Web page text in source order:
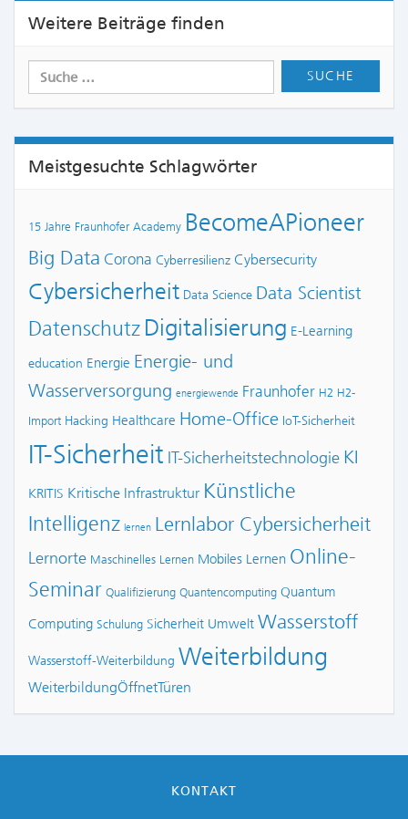
Weitere Beiträge finden
Meistgesuchte Schlagwörter
15 Jahre Fraunhofer Academy BecomeAPioneer
Big Data Corona Cyberresilienz Cybersecurity
Cybersicherheit Data Science Data Scientist
Datenschutz Digitalisierung E-Learning
education Energie Energie- und
Wasserversorgung energiewende Fraunhofer H2 H2-
Import Hacking Healthcare Home-Office IoT-Sicherheit
IT-Sicherheit IT-Sicherheitstechnologie KI
KRITIS Kritische Infrastruktur Künstliche
Intelligenz lernen Lernlabor Cybersicherheit
Lernorte Maschinelles Lernen Mobiles Lernen Online-
Seminar Qualifizierung Quantencomputing Quantum
Computing Schulung Sicherheit Umwelt Wasserstoff
Wasserstoff-Weiterbildung Weiterbildung
WeiterbildungÖffnetTüren
KONTAKT